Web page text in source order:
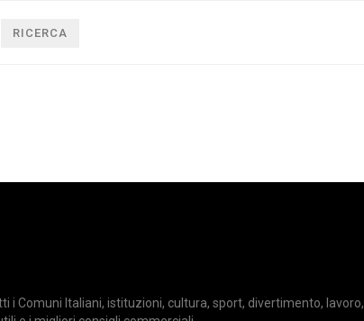
RICERCA
i Comuni Italiani, istituzioni, cultura, sport, divertimento, lavoro,